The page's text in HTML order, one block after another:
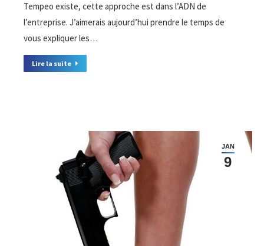
Tempeo existe, cette approche est dans l’ADN de
l’entreprise. J’aimerais aujourd’hui prendre le temps de
vous expliquer les…
Lire la suite
JAN
9